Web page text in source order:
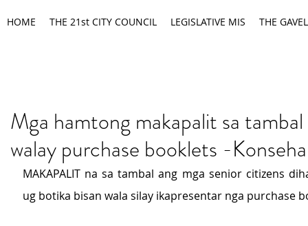
HOME THE 21st CITY COUNCIL LEGISLATIVE MIS THE GAVEL
Mga hamtong makapalit sa
walay purchase booklets -
MAKAPALIT na sa tambal ang mga senior citizens
ug botika bisan wala silay ikapresentar nga purchase